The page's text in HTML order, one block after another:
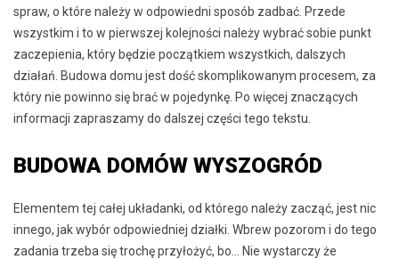
spraw, o które należy w odpowiedni sposób zadbać. Przede
wszystkim i to w pierwszej kolejności należy wybrać sobie punkt
zaczepienia, który będzie początkiem wszystkich, dalszych
działań. Budowa domu jest dość skomplikowanym procesem, za
który nie powinno się brać w pojedynkę. Po więcej znaczących
informacji zapraszamy do dalszej części tego tekstu.
BUDOWA DOMÓW WYSZOGRÓD
Elementem tej całej układanki, od którego należy zacząć, jest nic
innego, jak wybór odpowiedniej działki. Wbrew pozorom i do tego
zadania trzeba się trochę przyłożyć, bo… Nie wystarczy że